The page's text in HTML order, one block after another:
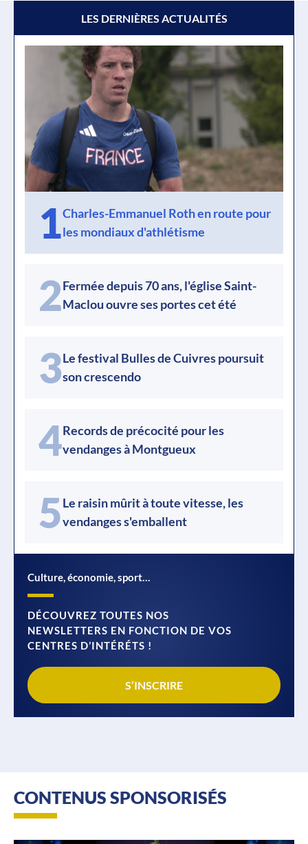
LES DERNIÈRES ACTUALITÉS
1Charles-Emmanuel Roth en route pour
les mondiaux d'athlétisme
2Fermée depuis 70 ans, l'église Saint-
Maclou ouvre ses portes cet été
3Le festival Bulles de Cuivres poursuit
son crescendo
4Records de précocité pour les
vendanges à Montgueux
5Le raisin mûrit à toute vitesse, les
vendanges s'emballent
Culture, économie, sport…
DÉCOUVREZ TOUTES NOS
NEWSLETTERS EN FONCTION DE VOS
CENTRES D’INTÉRÉTS !
S’INSCRIRE
CONTENUS SPONSORISÉS